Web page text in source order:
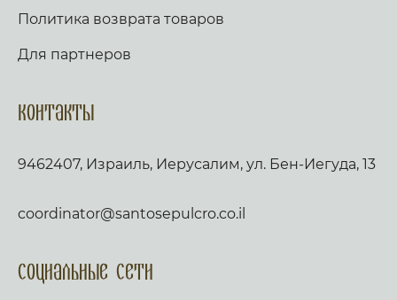
Политика возврата товаров
Для партнеров
Контакты
9462407, Израиль, Иерусалим, ул. Бен-Иегуда, 13
coordinator@santosepulcro.co.il
Социальные сети